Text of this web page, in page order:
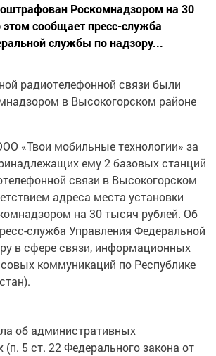
оштрафован Роскомнадзором на 30
сообщает пресс-служба
службы по надзору...
радиотелефонной связи были
в Высокогорском районе
«Твои мобильные технологии» за
ему 2 базовых станций
связи в Высокогорском
адреса места установки
на 30 тысяч рублей. Об
служба Управления Федеральной
в сфере связи, информационных
коммуникаций по Республике
об административных
5 ст. 22 Федерального закона от